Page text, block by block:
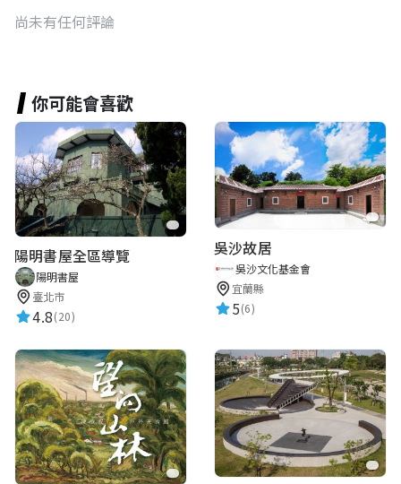
尚未有任何評論
你可能會喜歡
陽明書屋全區導覽
陽明書屋
臺北市
4.8(20)
吳沙故居
吳沙文化基金會
宜蘭縣
5(6)